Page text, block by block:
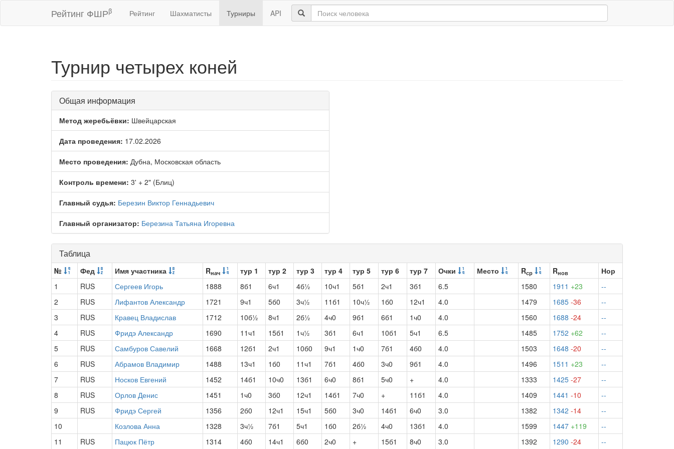
Рейтинг ФШРβ Рейтинг Шахматисты Турниры API
Турнир четырех коней
Общая информация
Метод жеребьёвки: Швейцарская
Дата проведения: 17.02.2026
Место проведения: Дубна, Московская область
Контроль времени: 3' + 2" (Блиц)
Главный судья: Березин Виктор Геннадьевич
Главный организатор: Березина Татьяна Игоревна
Таблица
№ Фед Имя участника Rнач тур 1 тур 2 тур 3 тур 4 тур 5 тур 6 тур 7 Очки Место Rср Rнов
Нор
1
RUS Сергеев Игорь 1888 8б1 6ч1 4б½ 10ч1 5б1 2ч1 3б1 6.5 1580 1911 +23
--
2
RUS Лифантов Александр 1721 9ч1 5б0 3ч½ 11б1 10ч½ 1б0 12ч1 4.0 1479 1685 -36
--
3
RUS Кравец Владислав 1712 10б½ 8ч1 2б½ 4ч0 9б1 6б1 1ч0 4.0 1560 1688 -24
--
4
RUS Фридэ Александр 1690 11ч1 15б1 1ч½ 3б1 6ч1 10б1 5ч1 6.5 1485 1752 +62
--
5
RUS Самбуров Савелий 1668 12б1 2ч1 10б0 9ч1 1ч0 7б1 4б0 4.0 1503 1648 -20
--
6
RUS Абрамов Владимир 1488 13ч1 1б0 11ч1 7б1 4б0 3ч0 9б1 4.0 1496 1511 +23
--
7
RUS Носков Евгений 1452 14б1 10ч0 13б1 6ч0 8б1 5ч0 + 4.0 1333 1425 -27
--
8
RUS Орлов Денис 1451 1ч0 3б0 12ч1 14б1 7ч0 + 11б1 4.0 1409 1441 -10
--
9
RUS Фридэ Сергей 1356 2б0 12ч1 15ч1 5б0 3ч0 14б1 6ч0 3.0 1382 1342 -14
--
10
Козлова Анна 1328 3ч½ 7б1 5ч1 1б0 2б½ 4ч0 13б1 4.0 1599 1447 +119
--
11
RUS Пацюк Пётр 1314 4б0 14ч1 6б0 2ч0 + 15б1 8ч0 3.0 1392 1290 -24 --